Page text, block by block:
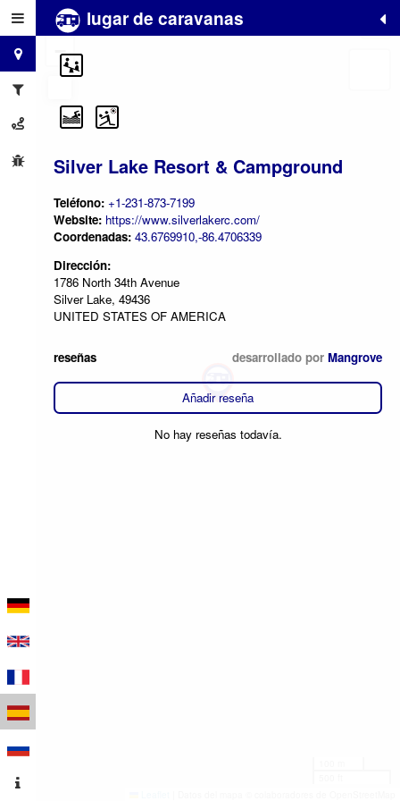
lugar de caravanas
Silver Lake Resort & Campground
Teléfono: +1-231-873-7199
Website: https://www.silverlakerc.com/
Coordenadas: 43.6769910,-86.4706339
Dirección:
1786 North 34th Avenue
Silver Lake, 49436
UNITED STATES OF AMERICA
reseñas desarrollado por Mangrove
Añadir reseña
No hay reseñas todavía.
+
−